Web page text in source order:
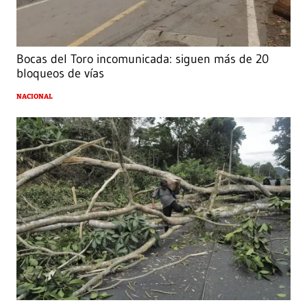
Bocas del Toro incomunicada: siguen más de 20
bloqueos de vías
NACIONAL